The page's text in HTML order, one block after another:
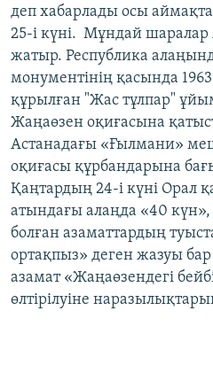
деп хабарлады осы
25-і күні. Мұндай шаралар
жатыр. Республика
монументінің қасында
құрылған "Жас тұлпар"
Жаңаөзен оқиғасына
Астанадағы «Ғылмани»
оқиғасы құрбандарына
Қаңтардың 24-і күні Орал
атындағы алаңда «40
болған азаматтардың
ортақпыз» деген жазуы бар
азамат «Жаңаөзендегі
өлтірілуіне